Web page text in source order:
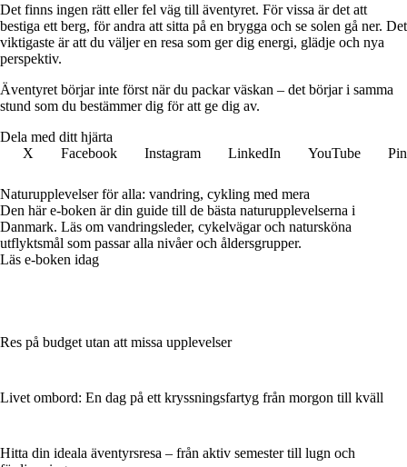
Det finns ingen rätt eller fel väg till äventyret. För vissa är det att
bestiga ett berg, för andra att sitta på en brygga och se solen gå ner. Det
viktigaste är att du väljer en resa som ger dig energi, glädje och nya
perspektiv.
Äventyret börjar inte först när du packar väskan – det börjar i samma
stund som du bestämmer dig för att ge dig av.
Dela med ditt hjärta
X
Facebook Instagram LinkedIn YouTube
Naturupplevelser för alla: vandring, cykling med mera
Den här e-boken är din guide till de bästa naturupplevelserna i
Danmark. Läs om vandringsleder, cykelvägar och natursköna
utflyktsmål som passar alla nivåer och åldersgrupper.
Läs e-boken idag
Res på budget utan att missa upplevelser
Livet ombord: En dag på ett kryssningsfartyg från morgon till kväll
Hitta din ideala äventyrsresa – från aktiv semester till lugn och